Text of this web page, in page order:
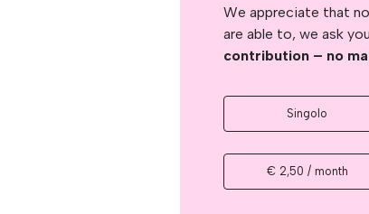
We appreciate that
are able to, we ask
contribution – no
Singolo
€ 2,50 / month